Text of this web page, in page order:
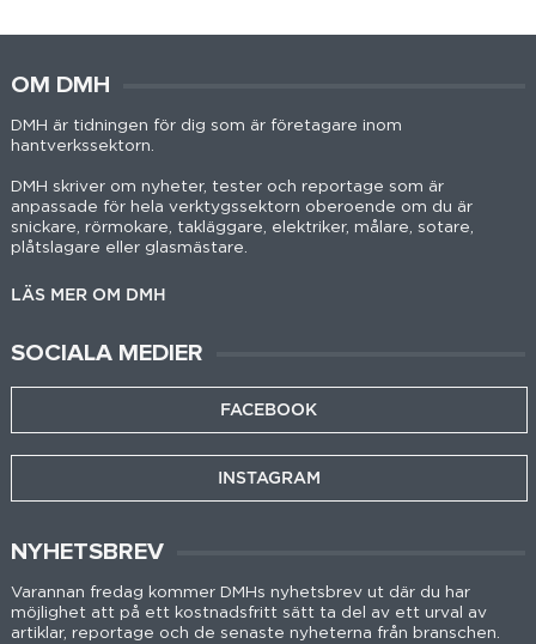
OM DMH
DMH är tidningen för dig som är företagare inom
hantverkssektorn.
DMH skriver om nyheter, tester och reportage som är
anpassade för hela verktygssektorn oberoende om du är
snickare, rörmokare, takläggare, elektriker, målare, sotare,
plåtslagare eller glasmästare.
LÄS MER OM DMH
SOCIALA MEDIER
FACEBOOK
INSTAGRAM
NYHETSBREV
Varannan fredag kommer DMHs nyhetsbrev ut där du har
möjlighet att på ett kostnadsfritt sätt ta del av ett urval av
artiklar, reportage och de senaste nyheterna från branschen.